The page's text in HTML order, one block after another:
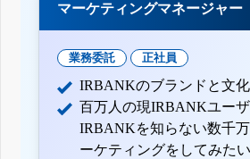
マーケティングマネージャー
業務委託 正社員
IRBANKのブランドと文化
百万人の現IRBANKユー
IRBANKを知らない数千
ーケティングをしてみたい